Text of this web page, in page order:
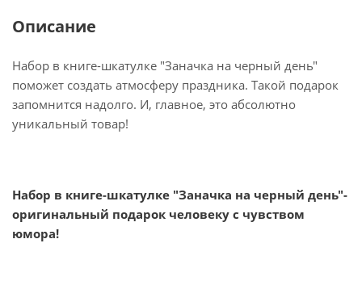
Описание
Набор в книге-шкатулке "Заначка на черный день"
поможет создать атмосферу праздника. Такой подарок
запомнится надолго. И, главное, это абсолютно
уникальный товар!
Набор в книге-шкатулке "Заначка на черный день"-
оригинальный подарок человеку с чувством
юмора!